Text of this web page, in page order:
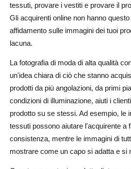
tessuti, provare i vestiti e provare il
Gli acquirenti online non hanno
affidamento sulle immagini dei tuoi
lacuna.
La fotografia di moda di alta qualità
un'idea chiara di ciò che stanno
prodotti da più angolazioni, da primi
condizioni di illuminazione, aiuti i
prodotto su se stessi. Ad esempio, le
tessuti possono aiutare l'acquirente a
consistenza, mentre le immagini di
mostrare come un capo si adatta e si